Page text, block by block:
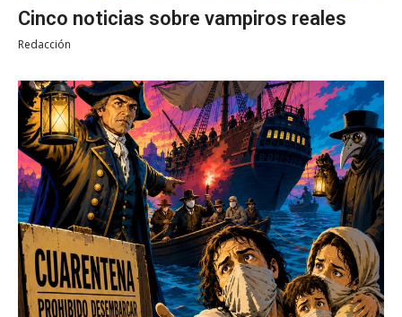
Cinco noticias sobre vampiros reales
Redacción